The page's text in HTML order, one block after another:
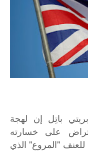
باتِل إن لهجة
على خسارته
للعنف "المروع" الذي